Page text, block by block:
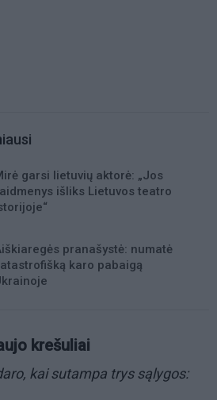
garsi lietuvių aktorė: „Jos
išliks Lietuvos teatro
pranašystė: numatė
karo pabaigą
krešuliai
kai sutampa trys sąlygos: